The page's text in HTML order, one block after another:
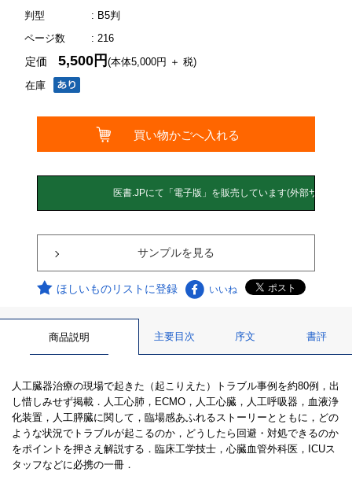
判型
: B5判
ページ数
: 216
在庫
定価5,500円(本体5,000円 ＋ 税)
サンプルを見る
ほしいものリストに登録 いいね
商品説明 主要目次 序文 書評
人工臓器治療の現場で起きた（起こりえた）トラブル事例を約80例，出
し惜しみせず掲載．人工心肺，ECMO，人工心臓，人工呼吸器，血液浄
化装置，人工膵臓に関して，臨場感あふれるストーリーとともに，どの
ような状況でトラブルが起こるのか，どうしたら回避・対処できるのか
をポイントを押さえ解説する．臨床工学技士，心臓血管外科医，ICUス
タッフなどに必携の一冊．